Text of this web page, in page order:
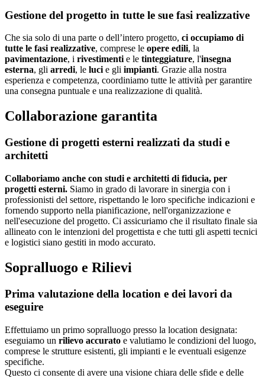
Gestione del progetto in tutte le sue fasi realizzative
Che sia solo di una parte o dell’intero progetto, ci occupiamo di
tutte le fasi realizzative, comprese le opere edili, la
pavimentazione, i rivestimentie le tinteggiature, l'insegna
esterna, gli arredi, le lucie gli impianti. Grazie alla nostra
esperienza e competenza, coordiniamo tutte le attività per garantire
una consegna puntuale e una realizzazione di qualità.
Collaborazione garantita
Gestione di progetti esterni realizzati da studi e
architetti
Collaboriamo anche con studi e architetti di fiducia, per
progetti esterni. Siamo in grado di lavorare in sinergia con i
professionisti del settore, rispettando le loro specifiche indicazioni e
fornendo supporto nella pianificazione, nell'organizzazione e
nell'esecuzione del progetto. Ci assicuriamo che il risultato finale sia
allineato con le intenzioni del progettista e che tutti gli aspetti tecnici
e logistici siano gestiti in modo accurato.
Sopralluogo e Rilievi
Prima valutazione della location e dei lavori da
eseguire
Effettuiamo un primo sopralluogo presso la location designata:
eseguiamo un rilievo accurato e valutiamo le condizioni del luogo,
comprese le strutture esistenti, gli impianti e le eventuali esigenze
specifiche.
Questo ci consente di avere una visione chiara delle sfide e delle